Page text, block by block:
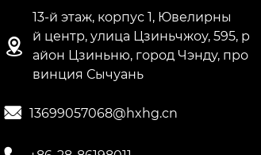

13-й этаж, корпус 1, Ювелирны
й центр, улица Цзиньчжоу, 595, р
айон Цзиньню, город Чэнду, про
винция Сычуань
 13699057068@hxhg.cn